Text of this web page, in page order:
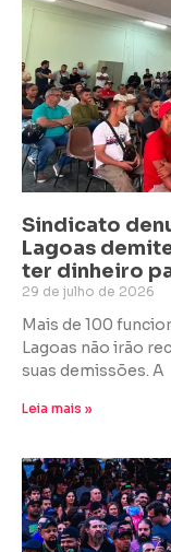
Sindicato
Lagoas
ter dinheiro
29 de julho de 2026
Mais de 100
Lagoas não irão
suas demissões. A
Leia mais »